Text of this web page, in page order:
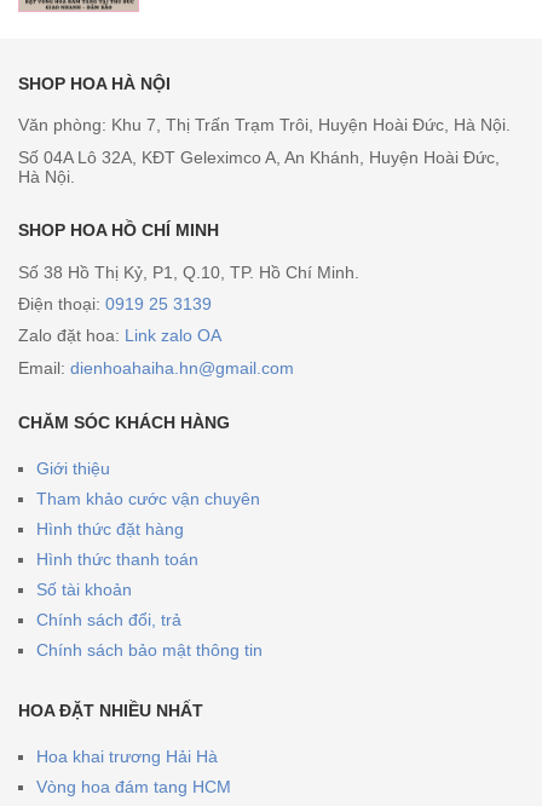
SHOP HOA HÀ NỘI
Văn phòng: Khu 7, Thị Trấn Trạm Trôi, Huyện Hoài Đức, Hà Nội.
Số 04A Lô 32A, KĐT Geleximco A, An Khánh, Huyện Hoài Đức,
Hà Nội.
SHOP HOA HỒ CHÍ MINH
Số 38 Hồ Thị Kỷ, P1, Q.10, TP. Hồ Chí Minh.
Điện thoại: 0919 25 3139
Zalo đặt hoa: Link zalo OA
Email: dienhoahaiha.hn@gmail.com
CHĂM SÓC KHÁCH HÀNG
Giới thiệu
Tham khảo cước vận chuyên
Hình thức đặt hàng
Hình thức thanh toán
Số tài khoản
Chính sách đổi, trả
Chính sách bảo mật thông tin
HOA ĐẶT NHIỀU NHẤT
Hoa khai trương Hải Hà
Vòng hoa đám tang HCM